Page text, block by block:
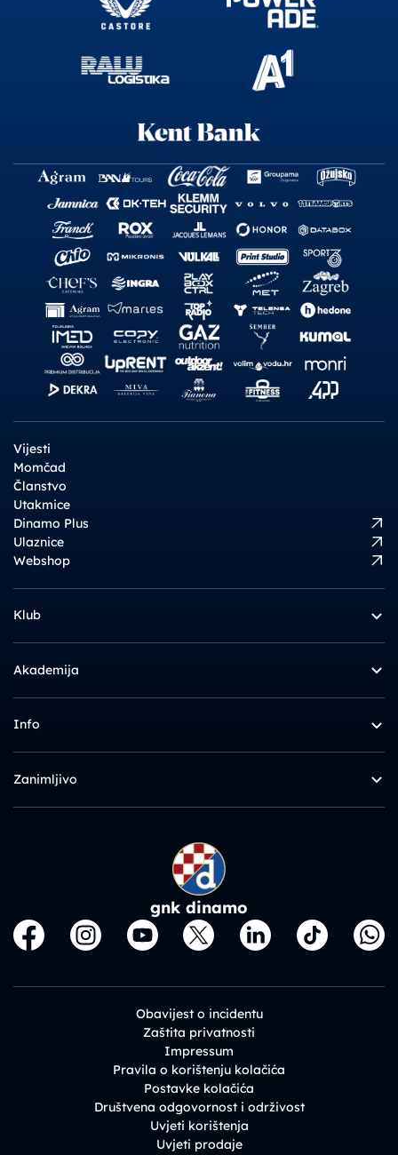
Vijesti
Momčad
Članstvo
Utakmice
Dinamo Plus
Ulaznice
Webshop
Klub
Akademija
Info
Zanimljivo
gnk dinamo
Obavijest o incidentu
Zaštita privatnosti
Impressum
Pravila o korištenju kolačića
Postavke kolačića
Društvena odgovornost i održivost
Uvjeti korištenja
Uvjeti prodaje